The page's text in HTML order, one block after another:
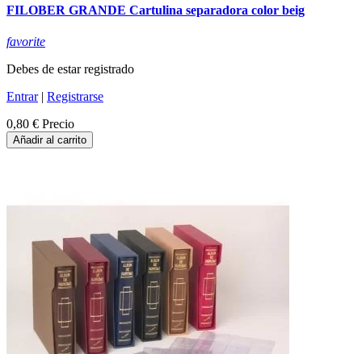
FILOBER GRANDE Cartulina separadora color beig
favorite
Debes de estar registrado
Entrar| Registrarse
0,80 € Precio
Añadir al carrito